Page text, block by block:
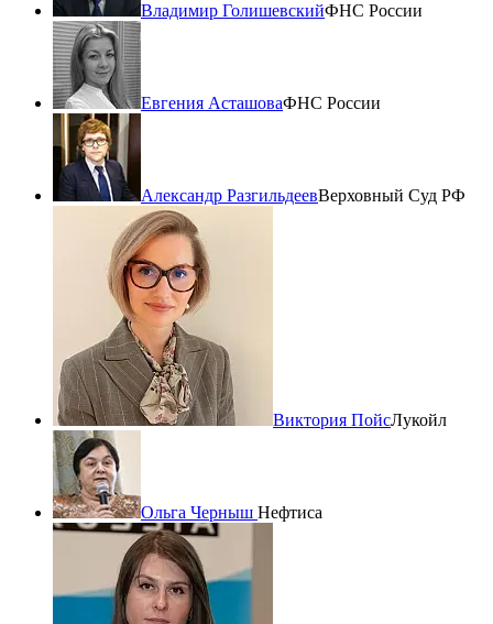
Владимир ГолишевскийФНС России
Евгения АсташоваФНС России
Александр РазгильдеевВерховный Суд РФ
Виктория ПойсЛукойл
Ольга Черныш Нефтиса